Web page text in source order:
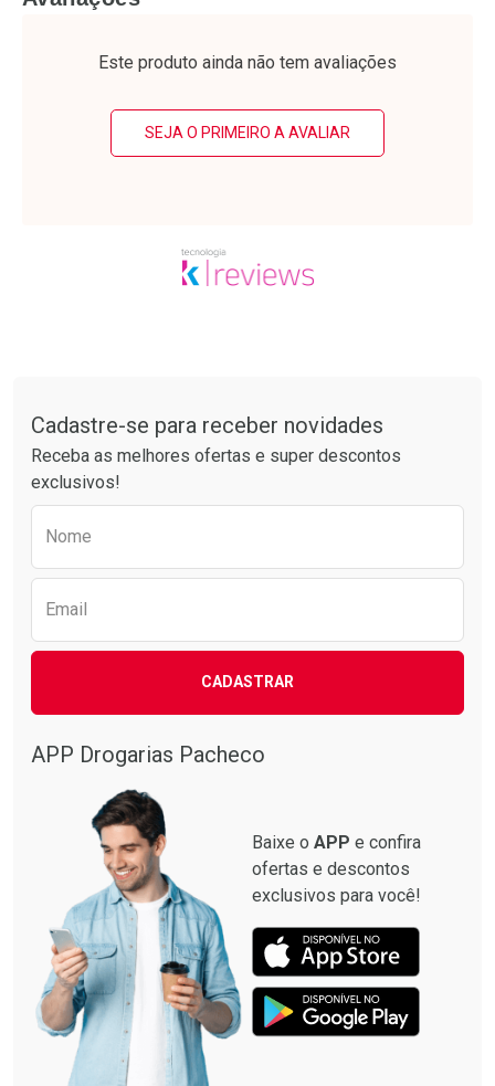
Laboratório
Por R$ 15,19/cada
Por Menos Laboratório
Por R$ 34,39/cada
Por Menos
Este produto ainda não tem avaliações
SEJA O PRIMEIRO A AVALIAR
Cadastre-se para receber novidades
Receba as melhores ofertas e super descontos
exclusivos!
Nome
Email
CADASTRAR
APP Drogarias Pacheco
Baixe o APP e confira
ofertas e descontos
exclusivos para você!